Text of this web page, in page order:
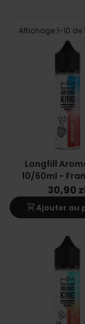
Affichage 1-10 de
Longfill
10/60ml -
Glacée
30,90
shopping_cartAjouter au